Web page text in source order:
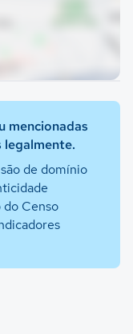
mencionadas
legalmente.
de domínio
Censo